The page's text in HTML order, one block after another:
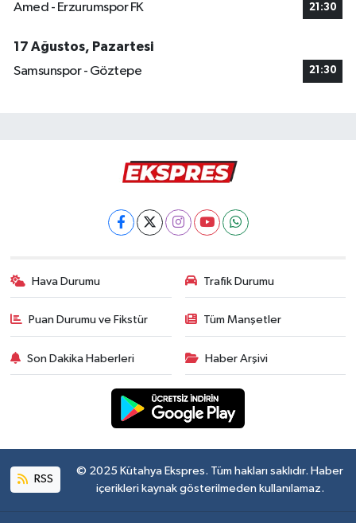
Amed - Erzurumspor FK 21:30
17 Ağustos, Pazartesi
Samsunspor - Göztepe
21:30
Hava Durumu Trafik Durumu
Puan Durumu ve Fikstür Tüm Manşetler
Son Dakika Haberleri Haber Arşivi
RSS
© 2025 Kütahya Ekspres. Tüm hakları saklıdır. Haber
içerikleri kaynak gösterilmeden kullanılamaz.